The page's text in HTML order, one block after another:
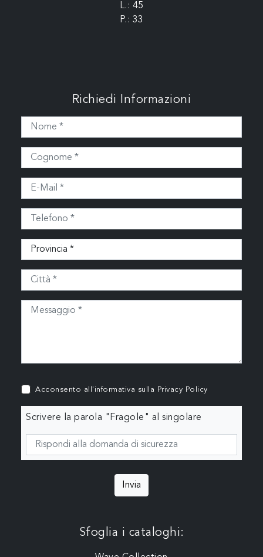
L.: 45
P.: 33
Richiedi Informazioni
Acconsento all'informativa sulla Privacy Policy
Scrivere la parola "Fragole" al singolare
Invia
Sfoglia i cataloghi: